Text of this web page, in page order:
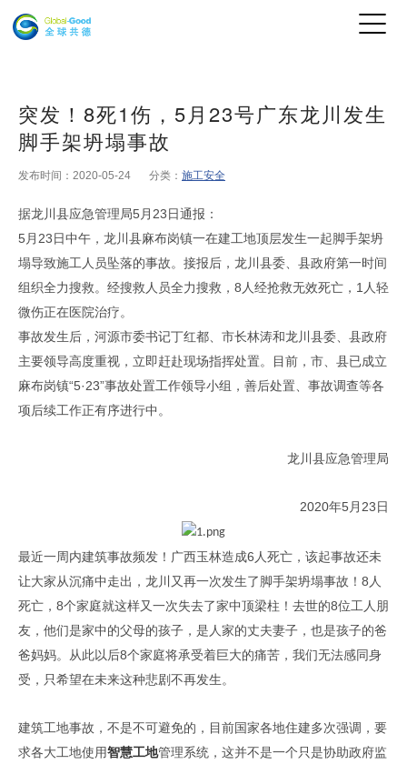
突发！8死1伤，5月23号广东龙川发生
脚手架坍塌事故
发布时间：2020-05-24 分类： 施工安全
据龙川县应急管理局5月 23 日通报：
5月 23 日中午，龙川县麻布岗镇一在建工地顶层发生一起脚手架坍
塌导致施工人员坠落的事故。接报后，龙川县委、县政府第一时间
组织全力搜救。经搜救人员全力搜救， 8 人经抢救无效死亡， 1 人轻
微伤正在医院治疗。
事故发生后，河源市委书记丁红都、市长林涛和龙川县委、县政府
主要领导高度重视，立即赶赴现场指挥处置。目前，市、县已成立
麻布岗镇“5·23”事故处置工作领导小组，善后处置、事故调查等各
项后续工作正有序进行中。
龙川县应急管理局
2020年5月 23 日
最近一周内建筑事故频发！广西玉林造成6 人死亡，该起事故还未
让大家从沉痛中走出，龙川又再一次发生了脚手架坍塌事故！ 8 人
死亡， 8个家庭就这样又一次失去了家中顶梁柱！去世的8位工人朋
友，他们是家中的父母的孩子，是人家的丈夫妻子，也是孩子的爸
爸妈妈。从此以后8个家庭将承受着巨大的痛苦，我们无法感同身
受，只希望在未来这种悲剧不再发生。
建筑工地事故，不是不可避免的，目前国家各地住建多次强调，要
求各大工地使用智慧工地管理系统，这并不是一个只是协助政府监